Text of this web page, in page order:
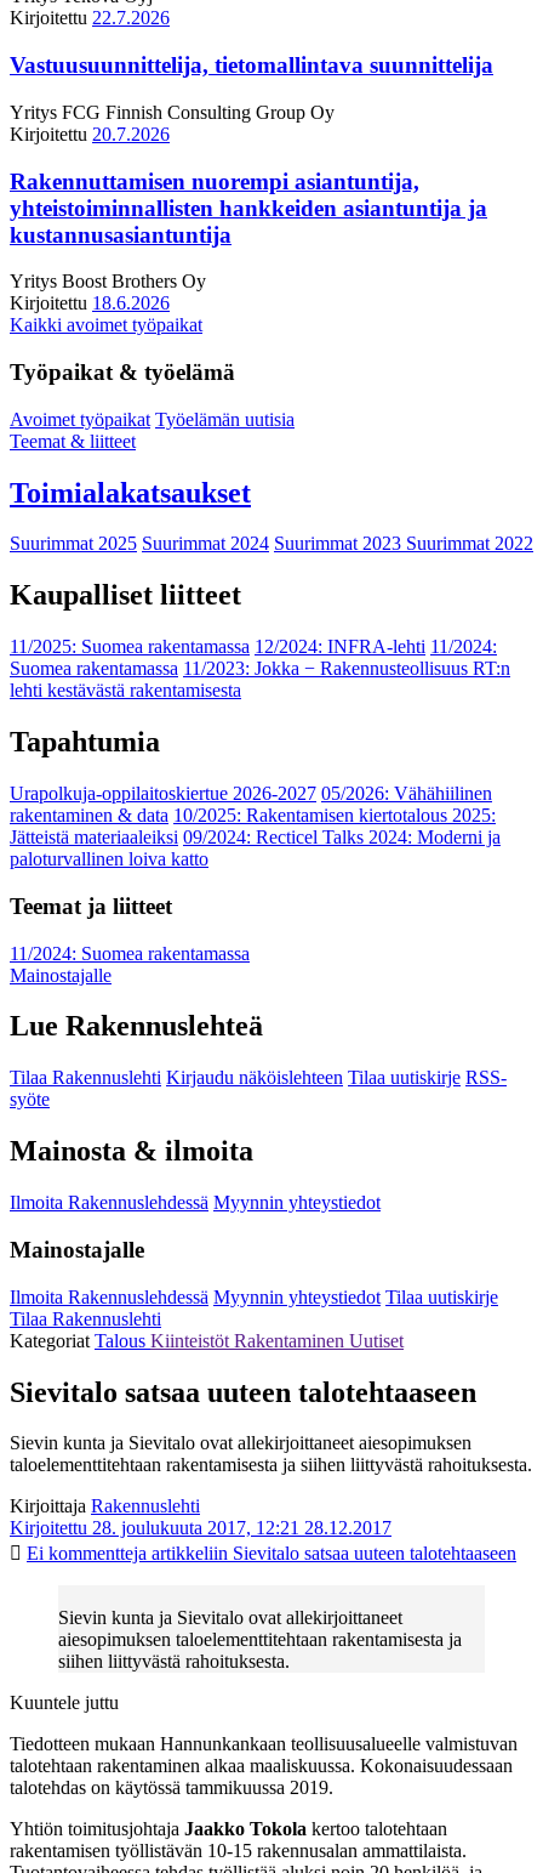
Kirjoitettu 22.7.2026
Vastuusuunnittelija, tietomallintava suunnittelija
Yritys FCG Finnish Consulting Group Oy
Kirjoitettu 20.7.2026
Rakennuttamisen nuorempi asiantuntija,
yhteistoiminnallisten hankkeiden asiantuntija ja
kustannusasiantuntija
Yritys Boost Brothers Oy
Kirjoitettu 18.6.2026
Kaikki avoimet työpaikat
Työpaikat & työelämä
Avoimet työpaikat Työelämän uutisia
Teemat & liitteet
Toimialakatsaukset
Suurimmat 2025 Suurimmat 2024 Suurimmat 2023 Suurimmat 2022
Kaupalliset liitteet
11/2025: Suomea rakentamassa 12/2024: INFRA-lehti 11/2024:
Suomea rakentamassa 11/2023: Jokka − Rakennusteollisuus RT:n
lehti kestävästä rakentamisesta
Tapahtumia
Urapolkuja-oppilaitoskiertue 2026-2027 05/2026: Vähähiilinen
rakentaminen & data 10/2025: Rakentamisen kiertotalous 2025:
Jätteistä materiaaleiksi 09/2024: Recticel Talks 2024: Moderni ja
paloturvallinen loiva katto
Teemat ja liitteet
11/2024: Suomea rakentamassa
Mainostajalle
Lue Rakennuslehteä
Tilaa Rakennuslehti Kirjaudu näköislehteen Tilaa uutiskirje RSS-
syöte
Mainosta & ilmoita
Ilmoita Rakennuslehdessä Myynnin yhteystiedot
Mainostajalle
Ilmoita Rakennuslehdessä Myynnin yhteystiedot Tilaa uutiskirje
Tilaa Rakennuslehti
Kategoriat Talous Kiinteistöt Rakentaminen Uutiset
Sievitalo satsaa uuteen talotehtaaseen
Sievin kunta ja Sievitalo ovat allekirjoittaneet aiesopimuksen
taloelementtitehtaan rakentamisesta ja siihen liittyvästä rahoituksesta.
Kirjoittaja Rakennuslehti
Kirjoitettu 28. joulukuuta 2017, 12:21 28.12.2017
Ei kommentteja artikkeliin Sievitalo satsaa uuteen talotehtaaseen
Sievin kunta ja Sievitalo ovat allekirjoittaneet
aiesopimuksen taloelementtitehtaan rakentamisesta ja
siihen liittyvästä rahoituksesta.
Kuuntele juttu
Tiedotteen mukaan Hannunkankaan teollisuusalueelle valmistuvan
talotehtaan rakentaminen alkaa maaliskuussa. Kokonaisuudessaan
talotehdas on käytössä tammikuussa 2019.
Yhtiön toimitusjohtaja Jaakko Tokola kertoo talotehtaan
rakentamisen työllistävän 10-15 rakennusalan ammattilaista.